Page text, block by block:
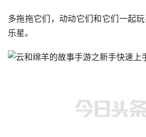
多拖拖它们，动动它们和它们一起
乐星。